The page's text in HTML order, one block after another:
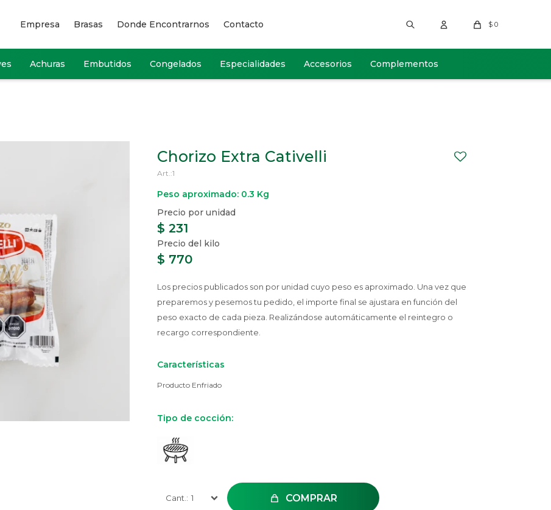
Achuras Embutidos Congelados Especialidades Accesorios Complementos
$ 0
Empresa Brasas Donde Encontrarnos Contacto
Chorizo Extra Cativelli
1
Peso aproximado: 0.3 Kg
$ 770
$ 231
Los precios publicados son por unidad cuyo peso es aproximado. Una vez que
preparemos y pesemos tu pedido, el importe final se ajustara en función del
peso exacto de cada pieza. Realizándose automáticamente el reintegro o
recargo correspondiente.
Características
Producto Enfriado
Tipo de cocción:
1 COMPRAR